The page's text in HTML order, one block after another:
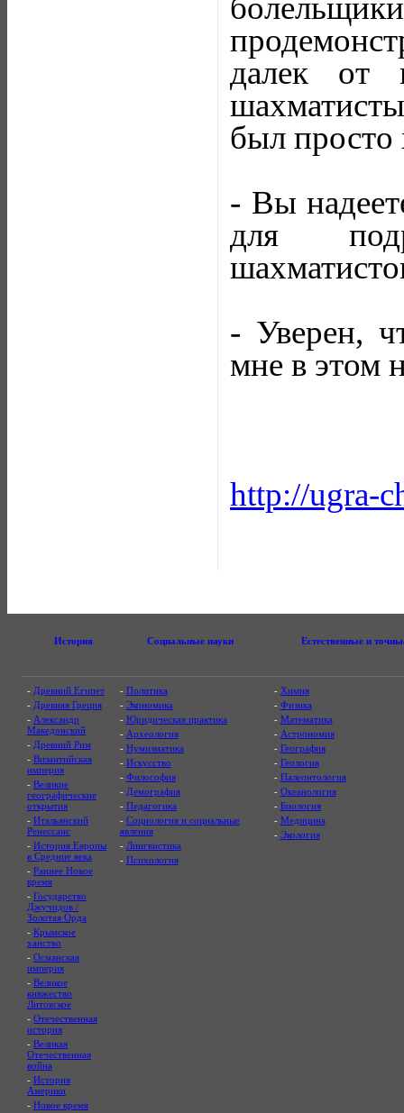
далек от
был
- Вы
для
- Уверен,
мне в этом
http://ugra-
История Социальные науки Естественные и
- Древний Египет
- Древняя Греция
- Александр
Македонский
- Древний Рим
- Византийская
империя
- Великие
географические
открытия
- Итальянский
Ренессанс
- История Европы
в Средние века
- Раннее Новое
время
- Государство
Джучидов /
Золотая Орда
- Крымское
ханство
- Османская
империя
- Великое
княжество
Литовское
- Отечественная
история
- Великая
Отечественная
война
- История
Америки
- Новое время
- Политика
- Экономика
- Юридическая практика
- Археология
- Нумизматика
- Искусство
- Философия
- Демография
- Педагогика
- Социология и социальные
явления
- Лингвистика
- Психология
- Химия
- Физика
- Математика
- Астрономия
- География
- Геология
- Палеонтология
- Океанология
- Биология
- Медицина
- Экология